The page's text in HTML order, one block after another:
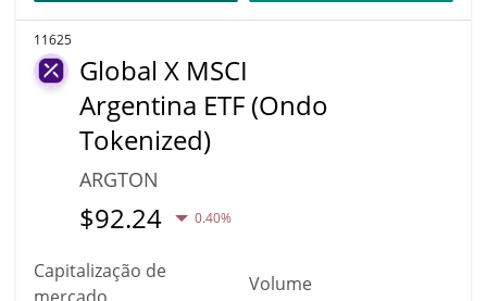
11625
Global X MSCI
Argentina ETF (Ondo
Tokenized)
ARGTON
$92.24 0.40%
Capitalização de
Volume